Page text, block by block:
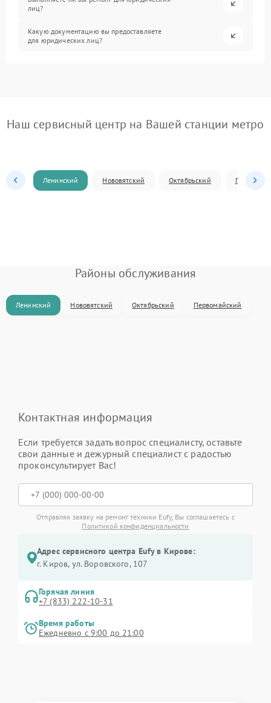
лиц?
Какую документацию вы предоставляете
для юридических лиц?
Наш сервисный центр на Вашей станции метро
Ленинский Нововятский Октябрьский
Районы обслуживания
Ленинский Нововятский Октябрьский Первомайский
Контактная информация
Если требуется задать вопрос специалисту, оставьте
свои данные и дежурный специалист с радостью
проконсультирует Вас!
Отправляя заявку на ремонт техники Eufy, Вы соглашаетесь с
Политикой конфиденциальности
Адрес сервисного центра Eufy в Кирове:
г. Киров, ул. Воровского, 107
Горячая линия
+7 (833) 222-10-31
Время работы
Ежедневно с 9:00 до 21:00